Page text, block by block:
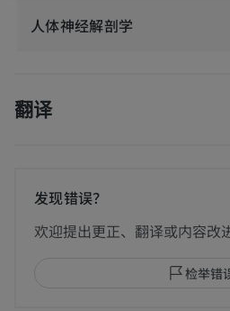
人体神经解剖学
翻译
发现错误？
欢迎提出更正、翻译或内容改
检举错